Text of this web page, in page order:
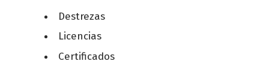
Destrezas
Licencias
Certificados